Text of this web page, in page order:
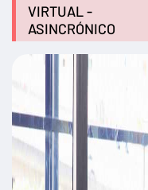
VIRTUAL -
ASINCRÓNICO